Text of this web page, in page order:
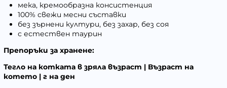
мека, кремообразна консистенция
100% свежи месни съставки
без зърнени култури, без захар, без соя
с естествен таурин
Препоръки за хранене:
Тегло на котката в зряла възраст | Възраст на
котето | г на ден